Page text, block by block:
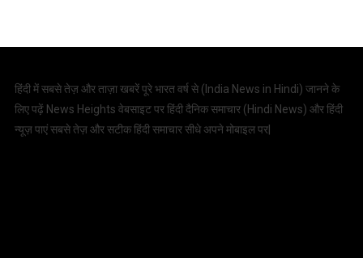
हिंदी में सबसे तेज़ और ताज़ा खबरें पूरे भारत वर्ष से ( India News in Hindi) जानने के
लिए पढ़ें News Heights वेबसाइट पर हिंदी दैनिक समाचार (Hindi News) और हिंदी
न्यूज़ पाएं सबसे तेज़ और सटीक हिंदी समाचार सीधे अपने मोबाइल पर|